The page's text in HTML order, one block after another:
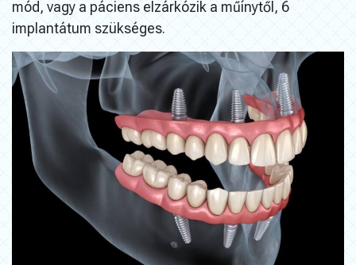
mód, vagy a páciens elzárkózik a műínytől, 6
implantátum szükséges.